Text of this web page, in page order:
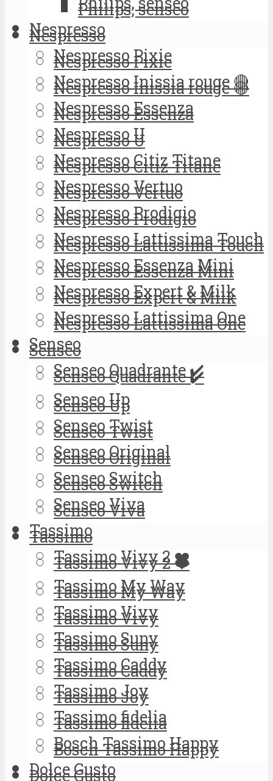
Nespresso
Nespresso Pixie
Nespresso Inissia rouge 🔴
Nespresso Essenza
Nespresso U
Nespresso Citiz Titane
Nespresso Vertuo
Nespresso Prodigio
Nespresso Lattissima Touch
Nespresso Essenza Mini
Nespresso Expert & Milk
Nespresso Lattissima One
Senseo
Senseo Quadrante ✔️
Senseo Up
Senseo Twist
Senseo Original
Senseo Switch
Senseo Viva
Tassimo
Tassimo Vivy 2 ❤️
Tassimo My Way
Tassimo Vivy
Tassimo Suny
Tassimo Caddy
Tassimo Joy
Tassimo fidelia
Bosch Tassimo Happy
Dolce Gusto
Philips, senseo
Nespresso
Nespresso Pixie
Nespresso Inissia rouge 🔴
Nespresso Essenza
Nespresso U
Nespresso Citiz Titane
Nespresso Vertuo
Nespresso Prodigio
Nespresso Lattissima Touch
Nespresso Essenza Mini
Nespresso Expert & Milk
Nespresso Lattissima One
Senseo
Senseo Quadrante ✔️
Senseo Up
Senseo Twist
Senseo Original
Senseo Switch
Senseo Viva
Tassimo
Tassimo Vivy 2 ❤️
Tassimo My Way
Tassimo Vivy
Tassimo Suny
Tassimo Caddy
Tassimo Joy
Tassimo fidelia
Bosch Tassimo Happy
Dolce Gusto